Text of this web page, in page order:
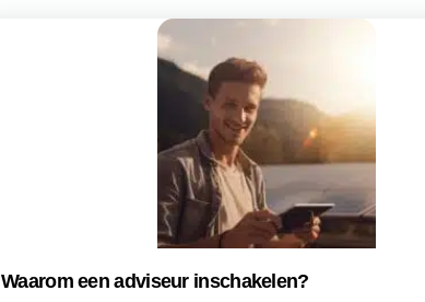
Waarom een adviseur inschakelen?